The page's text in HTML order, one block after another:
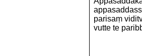
parisaṃ
vutte te